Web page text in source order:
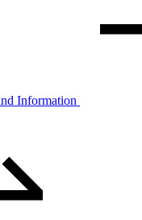
Information